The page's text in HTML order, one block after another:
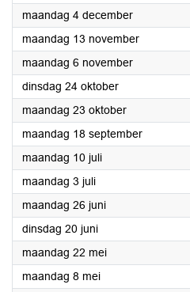
maandag 4 december2023
maandag 13 november2023
maandag 6 november2023
dinsdag 24 oktober2023
maandag 23 oktober2023
maandag 18 september2023
maandag 10 juli2023
maandag 3 juli2023
maandag 26 juni2023
dinsdag 20 juni2023
maandag 22 mei2023
maandag 8 mei2023